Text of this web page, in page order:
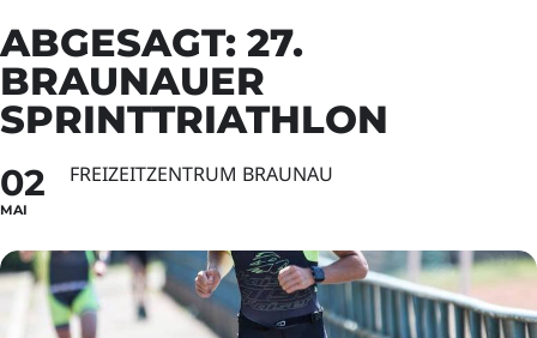
ABGESAGT: 27.
BRAUNAUER
SPRINTTRIATHLON
02
MAI
FREIZEITZENTRUM BRAUNAU